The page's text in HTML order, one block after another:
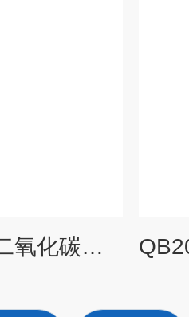
QB2000N智能二氧化碳气体探测器